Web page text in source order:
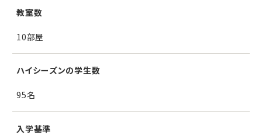
教室数
10部屋
ハイシーズンの学生数
95名
入学基準